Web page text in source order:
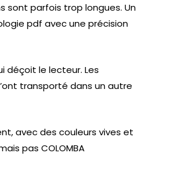
sont parfois trop longues. Un
pdf avec une précision
déçoit le lecteur. Les
transporté dans un autre
avec des couleurs vives et
pas COLOMBA